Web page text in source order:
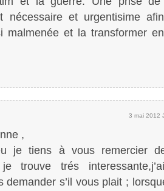
nécessaire et urgentisime
malmenée et la transformer
3 mai 2012
,
je tiens à vous remercier
trouve trés
demander s’il vous plait ;